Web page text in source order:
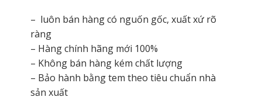
– luôn bán hàng có nguốn gốc, xuất xứ rõ
ràng
– Hàng chính hãng mới 100%
– Không bán hàng kém chất lượng
– Bảo hành bằng tem theo tiêu chuẩn nhà
sản xuất